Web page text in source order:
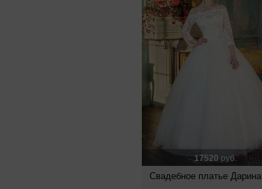
17520 руб.
Свадебное платье Дарина